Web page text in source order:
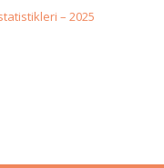
– 2025